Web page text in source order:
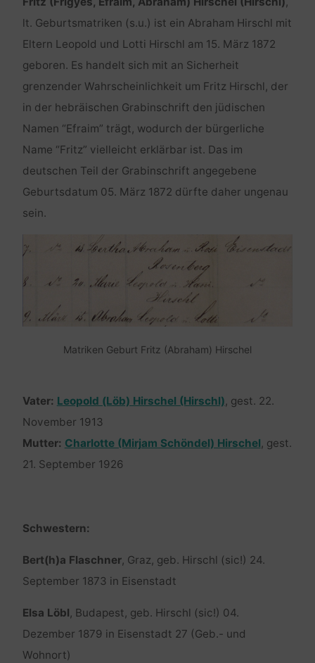
lt. Geburtsmatriken (s.u.) ist ein Abraham Hirschl mit
Eltern Leopold und Lotti Hirschl am 15. März 1872
geboren. Es handelt sich mit an Sicherheit
grenzender Wahrscheinlichkeit um Fritz Hirschl, der
in der hebräischen Grabinschrift den jüdischen
Namen “Efraim” trägt, wodurch der bürgerliche
Name “Fritz” vielleicht erklärbar ist. Das im
deutschen Teil der Grabinschrift angegebene
Geburtsdatum 05. März 1872 dürfte daher ungenau
sein.
Matriken Geburt Fritz (Abraham) Hirschel
Vater: Leopold (Löb) Hirschel (Hirschl), gest. 22.
November 1913
Mutter: Charlotte (Mirjam Schöndel) Hirschel, gest.
21. September 1926
Schwestern:
Bert(h)a Flaschner, Graz, geb. Hirschl (sic!) 24.
September 1873 in Eisenstadt
Elsa Löbl, Budapest, geb. Hirschl (sic!) 04.
Dezember 1879 in Eisenstadt 27 (Geb.- und
Wohnort)